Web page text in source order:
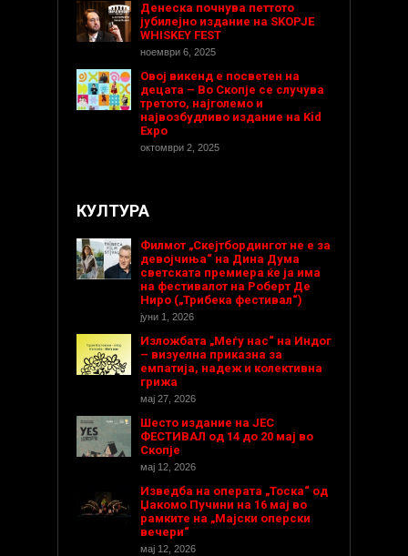
Денеска почнува петтото
јубилејно издание на SKOPJE
WHISKEY FEST
ноември 6, 2025
Овој викенд е посветен на
децата – Во Скопје се случува
третото, најголемо и
највозбудливо издание на Kid
Expo
октомври 2, 2025
КУЛТУРА
Филмот „Скејтбордингот не е за
девојчиња“ на Дина Дума
светската премиера ќе ја има
на фестивалот на Роберт Де
Ниро („Трибека фестивал“)
јуни 1, 2026
Изложбата „Меѓу нас“ на Индог
– визуелна приказна за
емпатија, надеж и колективна
грижа
мај 27, 2026
Шесто издание на ЈЕС
ФЕСТИВАЛ од 14 до 20 мај во
Скопје
мај 12, 2026
Изведба на операта „Тоска“ од
Џакомо Пучини на 16 мај во
рамките на „Мајски оперски
вечери“
мај 12, 2026